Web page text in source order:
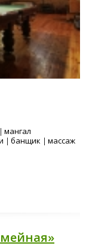
мангал
банщик
массаж